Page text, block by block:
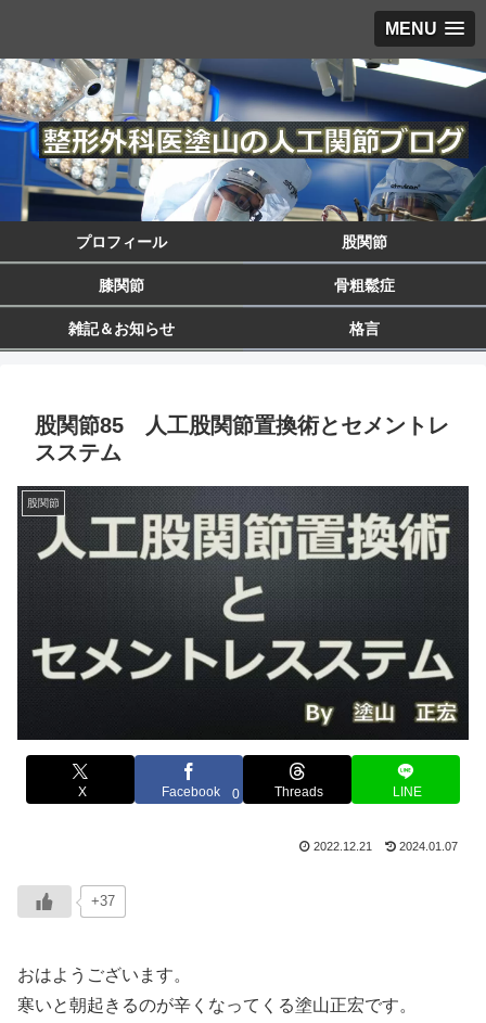
MENU
プロフィール 股関節
膝関節 骨粗鬆症
雑記＆お知らせ 格言
股関節85 人工股関節置換術とセメントレ
スステム
股関節
X Facebook 0 Threads LINE
2022.12.21 2024.01.07
+37
おはようございます。
寒いと朝起きるのが辛くなってくる塗山正宏です。